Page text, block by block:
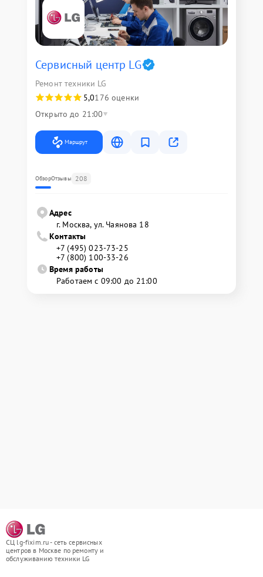
Сервисный центр LG
Ремонт техники LG
5,0176 оценки
Открыто до 21:00
Маршрут
ОбзорОтзывы 208
Адрес
г. Москва, ул. Чаянова 18
Контакты
+7 (495) 023-73-25
+7 (800) 100-33-26
Время работы
Работаем с 09:00 до 21:00
СЦ lg-fixim.ru - сеть сервисных
центров в Москве по ремонту и
обслуживанию техники LG